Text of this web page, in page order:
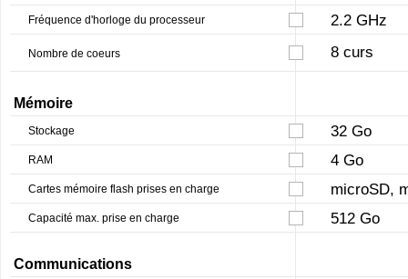
Fréquence d'horloge du processeur 2.2 GHz
Nombre de coeurs 8 curs
Mémoire
Stockage 32 Go
RAM 4 Go
Cartes mémoire flash prises en charge microSD,
Capacité max. prise en charge 512 Go
Communications